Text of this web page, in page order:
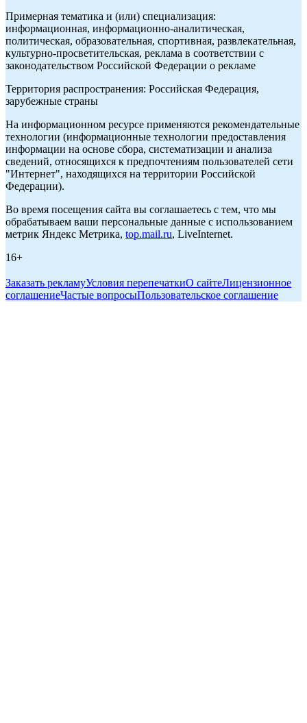
Примерная тематика и (или) специализация:
информационная, информационно-аналитическая,
политическая, образовательная, спортивная, развлекательная,
культурно-просветительская, реклама в соответствии с
законодательством Российской Федерации о рекламе
Территория распространения: Российская Федерация,
зарубежные страны
На информационном ресурсе применяются рекомендательные
технологии (информационные технологии предоставления
информации на основе сбора, систематизации и анализа
сведений, относящихся к предпочтениям пользователей сети
"Интернет", находящихся на территории Российской
Федерации).
Во время посещения сайта вы соглашаетесь с тем, что мы
обрабатываем ваши персональные данные с использованием
метрик Яндекс Метрика, top.mail.ru, LiveInternet.
16+
Заказать рекламуУсловия перепечаткиО сайтеЛицензионное
соглашениеЧастые вопросыПользовательское соглашение